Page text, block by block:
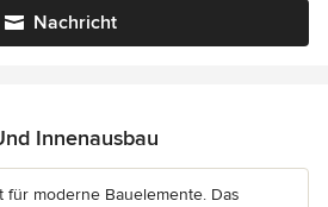
Nachricht
Innenausbau
für moderne Bauelemente. Das